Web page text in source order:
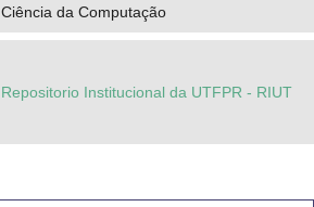
Ciência da Computação
Repositorio Institucional da UTFPR - RIUT